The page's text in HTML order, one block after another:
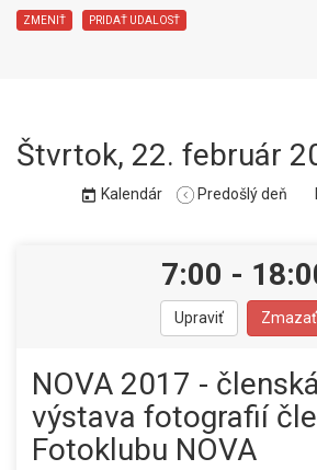
ZMENIŤ PRIDAŤ UDALOSŤ
Štvrtok, 22. február
Kalendár Predošlý deň
7:00 -
Upraviť Zmazať
NOVA 2017 - členská
výstava fotografií
Fotoklubu NOVA